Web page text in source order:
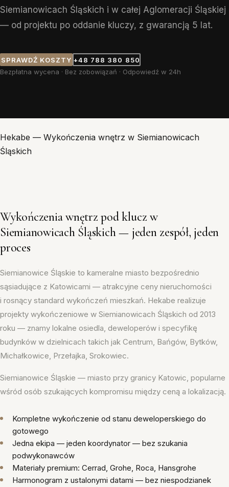
Siemianowicach Śląskich i w całej Aglomeracji Śląskiej
— od projektu po oddanie kluczy, z gwarancją 5 lat.
SPRAWDŹ KOSZTY +48 788 380 850
Bezpłatna wycena · Bez zobowiązań · Odpowiedź w 24h
Hekabe — Wykończenia wnętrz w Siemianowicach
Śląskich
Wykończenia wnętrz pod klucz w
Siemianowicach Śląskich — jeden zespół, jeden
proces
Siemianowice Śląskie to kameralne miasto bezpośrednio
sąsiadujące z Katowicami — atrakcyjne ceny nieruchomości
i rosnący standard wykończeń mieszkań. Hekabe realizuje
projekty wykończeniowe w Siemianowicach Śląskich od 2013
roku — znamy lokalne osiedla, deweloperów i specyfikę
budynków w dzielnicach takich jak Centrum, Bańgów, Bytków,
Michałkowice, Przełajka, Srokowiec.
Siemianowice Śląskie — miasto przy granicy Katowic, popularne
wśród osób szukających kompromisu między ceną a lokalizacją.
Kompletne wykończenie od stanu deweloperskiego do
gotowego
Jedna ekipa — jeden koordynator — bez szukania
podwykonawców
Materiały premium: Cerrad, Grohe, Roca, Hansgrohe
Harmonogram z ustalonymi datami — bez niespodzianek